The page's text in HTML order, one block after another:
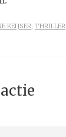
KEIJSER, THRILLER